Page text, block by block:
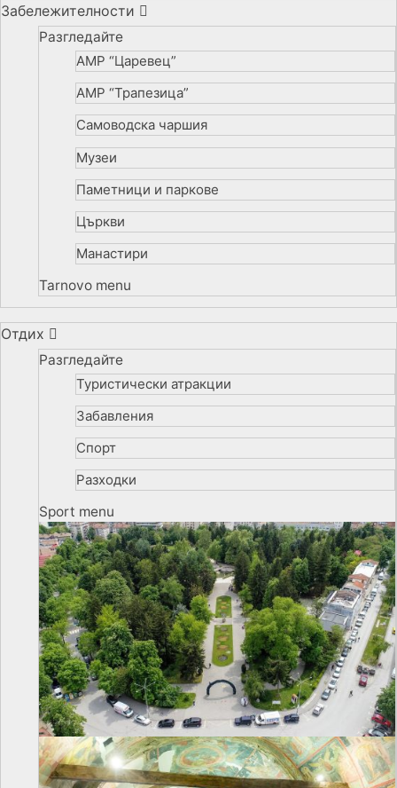
Забележителности
Разгледайте
АМР “Царевец”
АМР “Трапезица”
Самоводска чаршия
Музеи
Паметници и паркове
Църкви
Манастири
Tarnovo menu
Отдих
Разгледайте
Туристически атракции
Забавления
Спорт
Разходки
Sport menu